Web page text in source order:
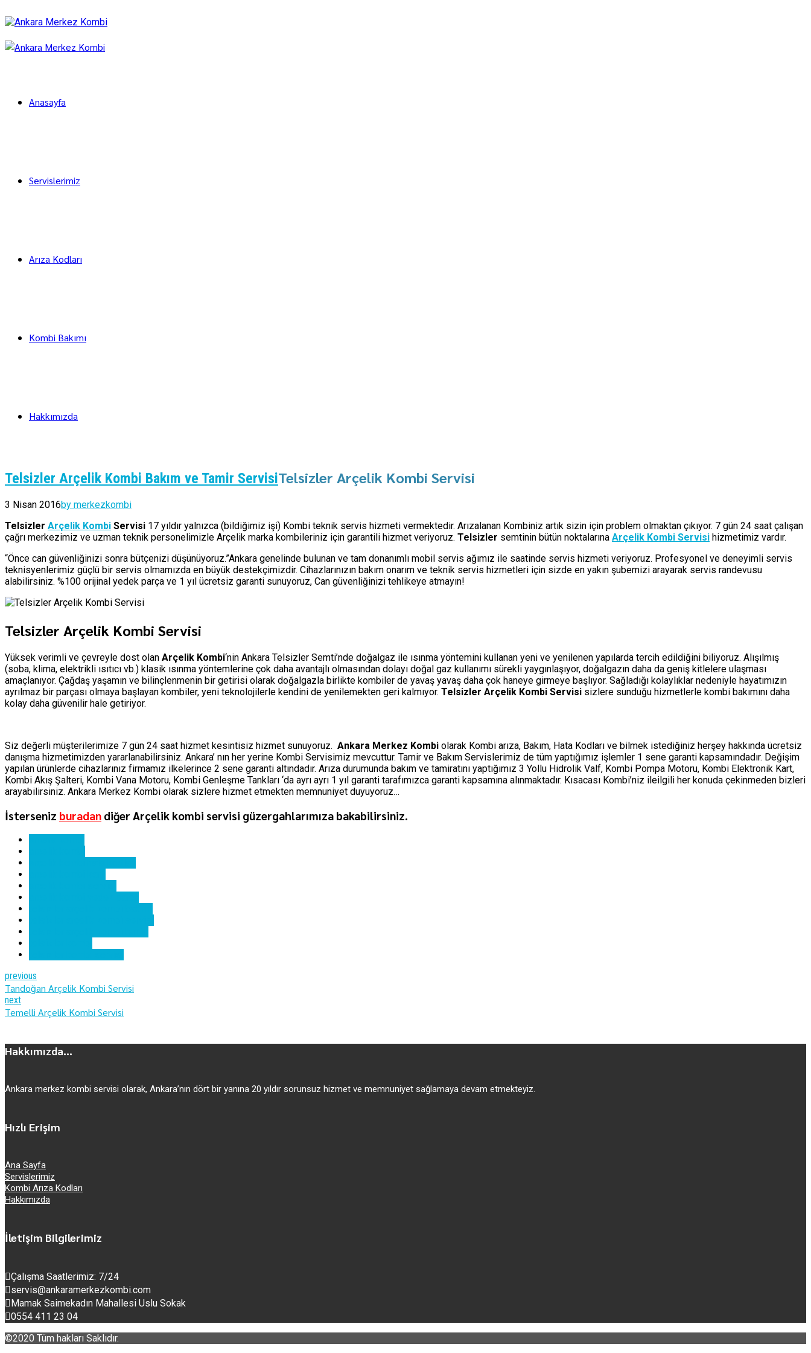
Anasayfa
Servislerimiz
Arıza Kodları
Kombi Bakımı
Hakkımızda
Telsizler Arçelik Kombi Bakım ve Tamir ServisiTelsizler Arçelik Kombi Servisi
3 Nisan 2016by merkezkombi
Telsizler Arçelik Kombi Servisi 17 yıldır yalnızca (bildiğimiz işi) Kombi teknik servis hizmeti vermektedir. Arızalanan Kombiniz artık sizin için problem olmaktan çıkıyor. 7 gün 24 saat çalışan
çağrı merkezimiz ve uzman teknik personelimizle Arçelik marka kombileriniz için garantili hizmet veriyoruz. Telsizler semtinin bütün noktalarına Arçelik Kombi Servisi hizmetimiz vardır.
“Önce can güvenliğinizi sonra bütçenizi düşünüyoruz.”Ankara genelinde bulunan ve tam donanımlı mobil servis ağımız ile saatinde servis hizmeti veriyoruz. Profesyonel ve deneyimli servis
teknisyenlerimiz güçlü bir servis olmamızda en büyük destekçimizdir. Cihazlarınızın bakım onarım ve teknik servis hizmetleri için sizde en yakın şubemizi arayarak servis randevusu
alabilirsiniz. %100 orijinal yedek parça ve 1 yıl ücretsiz garanti sunuyoruz, Can güvenliğinizi tehlikeye atmayın!
Telsizler Arçelik Kombi Servisi
Yüksek verimli ve çevreyle dost olan Arçelik Kombi‘nin Ankara Telsizler Semti’nde doğalgaz ile ısınma yöntemini kullanan yeni ve yenilenen yapılarda tercih edildiğini biliyoruz. Alışılmış
(soba, klima, elektrikli ısıtıcı vb.) klasik ısınma yöntemlerine çok daha avantajlı olmasından dolayı doğal gaz kullanımı sürekli yaygınlaşıyor, doğalgazın daha da geniş kitlelere ulaşması
amaçlanıyor. Çağdaş yaşamın ve bilinçlenmenin bir getirisi olarak doğalgazla birlikte kombiler de yavaş yavaş daha çok haneye girmeye başlıyor. Sağladığı kolaylıklar nedeniyle hayatımızın
ayrılmaz bir parçası olmaya başlayan kombiler, yeni teknolojilerle kendini de yenilemekten geri kalmıyor. Telsizler Arçelik Kombi Servisi sizlere sunduğu hizmetlerle kombi bakımını daha
kolay daha güvenilir hale getiriyor.
Siz değerli müşterilerimize 7 gün 24 saat hizmet kesintisiz hizmet sunuyoruz. Ankara Merkez Kombi olarak Kombi arıza, Bakım, Hata Kodları ve bilmek istediğiniz herşey hakkında ücretsiz
danışma hizmetimizden yararlanabilirsiniz. Ankara’ nın her yerine Kombi Servisimiz mevcuttur. Tamir ve Bakım Servislerimiz de tüm yaptığımız işlemler 1 sene garanti kapsamındadır. Değişim
yapılan ürünlerde cihazlarınız firmamız ilkelerince 2 sene garanti altındadır. Arıza durumunda bakım ve tamiratını yaptığımız 3 Yollu Hidrolik Valf, Kombi Pompa Motoru, Kombi Elektronik Kart,
Kombi Akış Şalteri, Kombi Vana Motoru, Kombi Genleşme Tankları ‘da ayrı ayrı 1 yıl garanti tarafımızca garanti kapsamına alınmaktadır. Kısacası Kombi’niz ileilgili her konuda çekinmeden bizleri
arayabilirsiniz. Ankara Merkez Kombi olarak sizlere hizmet etmekten memnuniyet duyuyoruz…
İsterseniz buradan diğer Arçelik kombi servisi güzergahlarımıza bakabilirsiniz.
previous
Tandoğan Arçelik Kombi Servisi
next
Temelli Arçelik Kombi Servisi
Hakkımızda...
Ankara merkez kombi servisi olarak, Ankara’nın dört bir yanına 20 yıldır sorunsuz hizmet ve memnuniyet sağlamaya devam etmekteyiz.
Hızlı Erişim
Ana Sayfa
Servislerimiz
Kombi Arıza Kodları
Hakkımızda
İletişim Bilgilerimiz
Çalışma Saatlerimiz: 7/24
servis@ankaramerkezkombi.com
Mamak Saimekadın Mahallesi Uslu Sokak
0554 411 23 04
©2020 Tüm hakları Saklıdır.